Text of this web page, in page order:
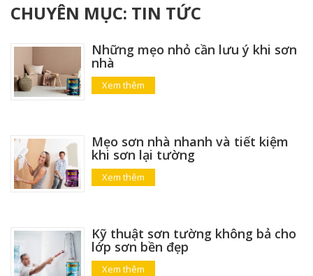
CHUYÊN MỤC: TIN TỨC
Những mẹo nhỏ cần lưu ý khi sơn
nhà
Xem thêm
Mẹo sơn nhà nhanh và tiết kiệm
khi sơn lại tường
Xem thêm
Kỹ thuật sơn tường không bả cho
lớp sơn bền đẹp
Xem thêm